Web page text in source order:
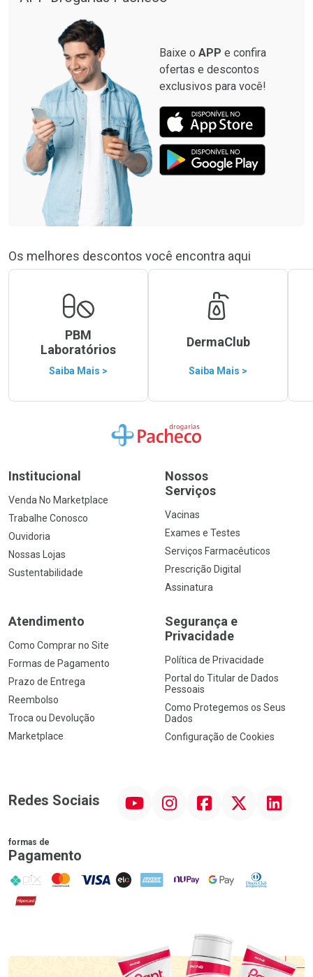
Baixe o APP e confira
ofertas e descontos
exclusivos para você!
Os melhores descontos você encontra aqui
PBM
Laboratórios
Saiba Mais >
DermaClub
Saiba Mais >
Ir para a Home
Institucional
Venda No Marketplace
Trabalhe Conosco
Ouvidoria
Nossas Lojas
Sustentabilidade
Nossos
Serviços
Vacinas
Exames e Testes
Serviços Farmacêuticos
Prescrição Digital
Assinatura
Atendimento
Como Comprar no Site
Formas de Pagamento
Prazo de Entrega
Reembolso
Troca ou Devolução
Marketplace
Segurança e
Privacidade
Política de Privacidade
Portal do Titular de Dados
Pessoais
Como Protegemos os Seus
Dados
Configuração de Cookies
Redes Sociais InstagramFacebookTwitter Linkedin
formas de
Pagamento
PIX MasterCard
VISA ELO AMEX NuPay Google PayDiners Club
Hipercard
Promoção em Destaque